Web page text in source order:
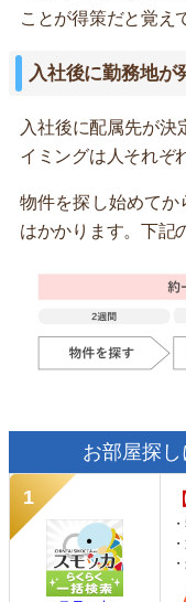
ことが得策だと覚え
入社後に勤務地が
入社後に配属先が決
イミングは人それぞ
物件を探し始めてか
はかかります。下記
お部屋探